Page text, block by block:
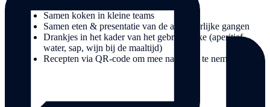
Samen koken in kleine teams
Samen eten & presentatie van de afzonderlijke gangen
Drankjes in het kader van het gebruikelijke (aperitief,
water, sap, wijn bij de maaltijd)
Recepten via QR-code om mee naar huis te nemen